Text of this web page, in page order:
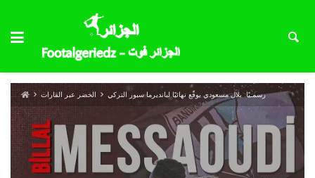
الخضر عبر القارات رسمـيًا: بلال مسعودي يوقّع نهائيًا لبانديرما سبور التركي